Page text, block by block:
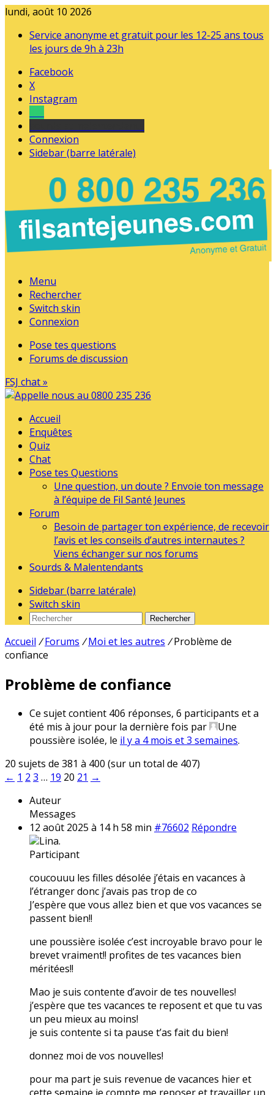
lundi, août 10 2026
Service anonyme et gratuit pour les 12-25 ans tous
les jours de 9h à 23h
Facebook
X
Instagram
Connexion
Sidebar (barre latérale)
Menu
Rechercher
Switch skin
Connexion
Pose tes questions
Forums de discussion
FSJ chat »
Accueil
Enquêtes
Quiz
Chat
Pose tes Questions
Une question, un doute ? Envoie ton message
à l’équipe de Fil Santé Jeunes
Forum
Besoin de partager ton expérience, de recevoir
l’avis et les conseils d’autres internautes ?
Viens échanger sur nos forums
Sourds & Malentendants
Sidebar (barre latérale)
Switch skin
Rechercher
Accueil / Forums / Moi et les autres / Problème de
confiance
Problème de confiance
Ce sujet contient 406 réponses, 6 participants et a
été mis à jour pour la dernière fois par
Une
poussière isolée, le il y a 4 mois et 3 semaines.
20 sujets de 381 à 400 (sur un total de 407)
← 1 2 3 … 19 20 21 →
Auteur
Messages
12 août 2025 à 14 h 58 min #76602 Répondre
Lina.
Participant
coucouuu les filles désolée j’étais en vacances à
l’étranger donc j’avais pas trop de co
J’espère que vous allez bien et que vos vacances se
passent bien!!
une poussière isolée c’est incroyable bravo pour le
brevet vraiment!! profites de tes vacances bien
méritées!!
Mao je suis contente d’avoir de tes nouvelles!
j’espère que tes vacances te reposent et que tu vas
un peu mieux au moins!
je suis contente si ta pause t’as fait du bien!
donnez moi de vos nouvelles!
pour ma part je suis revenue de vacances hier et